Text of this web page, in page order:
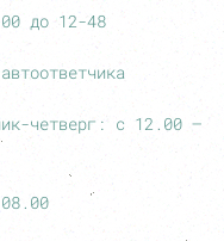
до 12-48
четверг: с 12.00 –